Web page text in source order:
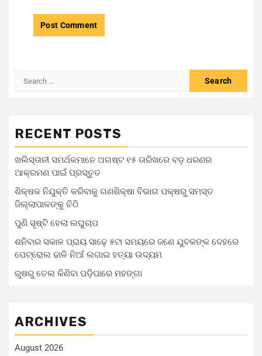
RECENT POSTS
ଖଲିସ୍ତାନୀ ସମର୍ଥକମାନେ ଅଗଷ୍ଟ ୧୫ ତାରିଖରେ ବଡ଼ ଧରଣର
ଆକ୍ରମଣ ପାଇଁ ପ୍ରସ୍ତୁତ
ଶିକ୍ଷକ ନିଯୁକ୍ତି କରିବାକୁ ଗଣଶିକ୍ଷା ବିଭାଗ ପକ୍ଷରୁ ସମସ୍ତ
ଜିଲ୍ଲାପାଳଙ୍କୁ ଚିଠି
ପୁଣି ସୃଷ୍ଟି ହେଲା ଲଘୁଚାପ
ଶନିବାର ସକାଳ ପ୍ରାୟ ସାଢ଼େ ୫ଟା ସମୟରେ ଜଣେ ଯୁବକଙ୍କ ଦେହରେ
ପେଟ୍ରୋଲ ଢାଳି ନିଆଁ ଲଗାଇ ହତ୍ୟା ଉଦ୍ୟମ
ରୁଷରୁ ତେଲ କିଣିବା ପଡ଼ିପାରେ ମହଙ୍ଗା
ARCHIVES
August 2026